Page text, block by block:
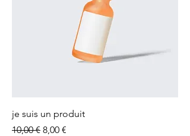
je suis un produit
Prix original
10,00 € Prix promotionnel
8,00 €